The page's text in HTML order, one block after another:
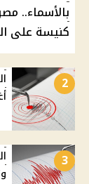
كنيسة على
2
3